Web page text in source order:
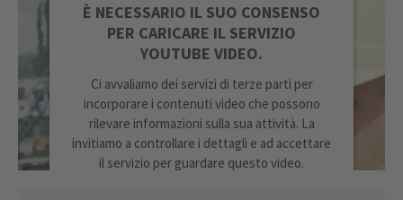
È NECESSARIO IL SUO CONSENSO
PER CARICARE IL SERVIZIO
YOUTUBE VIDEO.
Ci avvaliamo dei servizi di terze parti per
incorporare i contenuti video che possono
rilevare informazioni sulla sua attività. La
invitiamo a controllare i dettagli e ad accettare
il servizio per guardare questo video.